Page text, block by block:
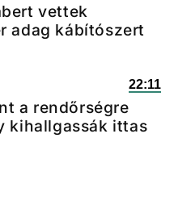
vettek
adag kábítószert
22:11
a rendőrségre
kihallgassák ittas